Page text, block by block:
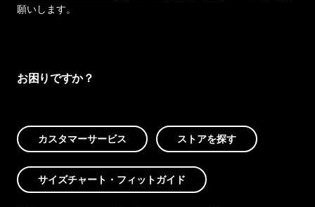
願いします。
お困りですか？
カスタマーサービス ストアを探す
サイズチャート・フィットガイド